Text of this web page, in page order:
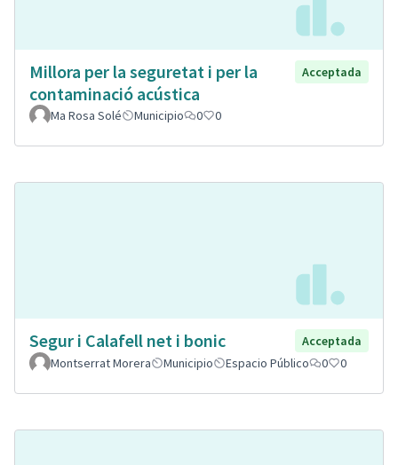
Millora per la seguretat i per la
contaminació acústica
Acceptada
Ma Rosa Solé Municipio 0 0
Segur i Calafell net i bonic
Acceptada
Montserrat Morera
Municipio Espacio Público 0 0